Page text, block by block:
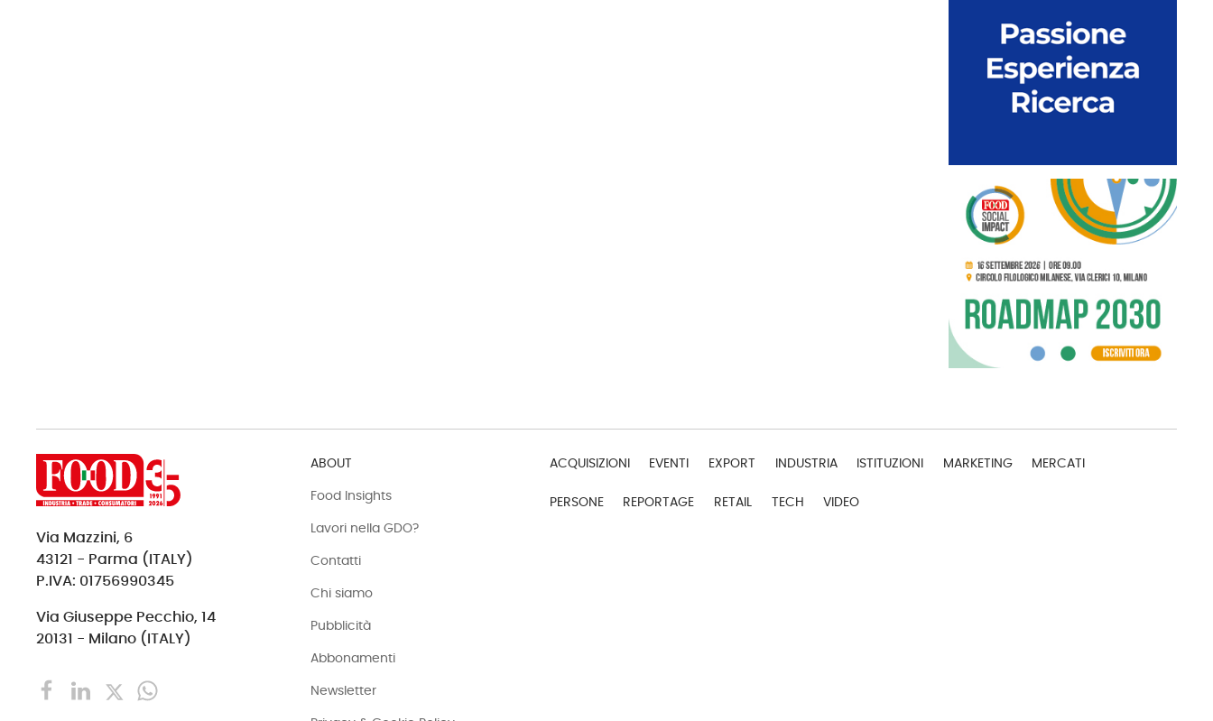
Via Mazzini, 6
43121 - Parma (ITALY)
P.IVA: 01756990345
Via Giuseppe Pecchio, 14
20131 - Milano (ITALY)
ABOUT
Food Insights
Lavori nella GDO?
Contatti
Chi siamo
Pubblicità
Abbonamenti
Newsletter
ACQUISIZIONI EVENTI EXPORT INDUSTRIA ISTITUZIONI MARKETING MERCATI
PERSONE REPORTAGE RETAIL TECH VIDEO